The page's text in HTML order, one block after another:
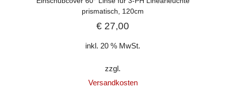
prismatisch, 120cm
€ 27,00
inkl. 20 % MwSt.
zzgl.
Versandkosten